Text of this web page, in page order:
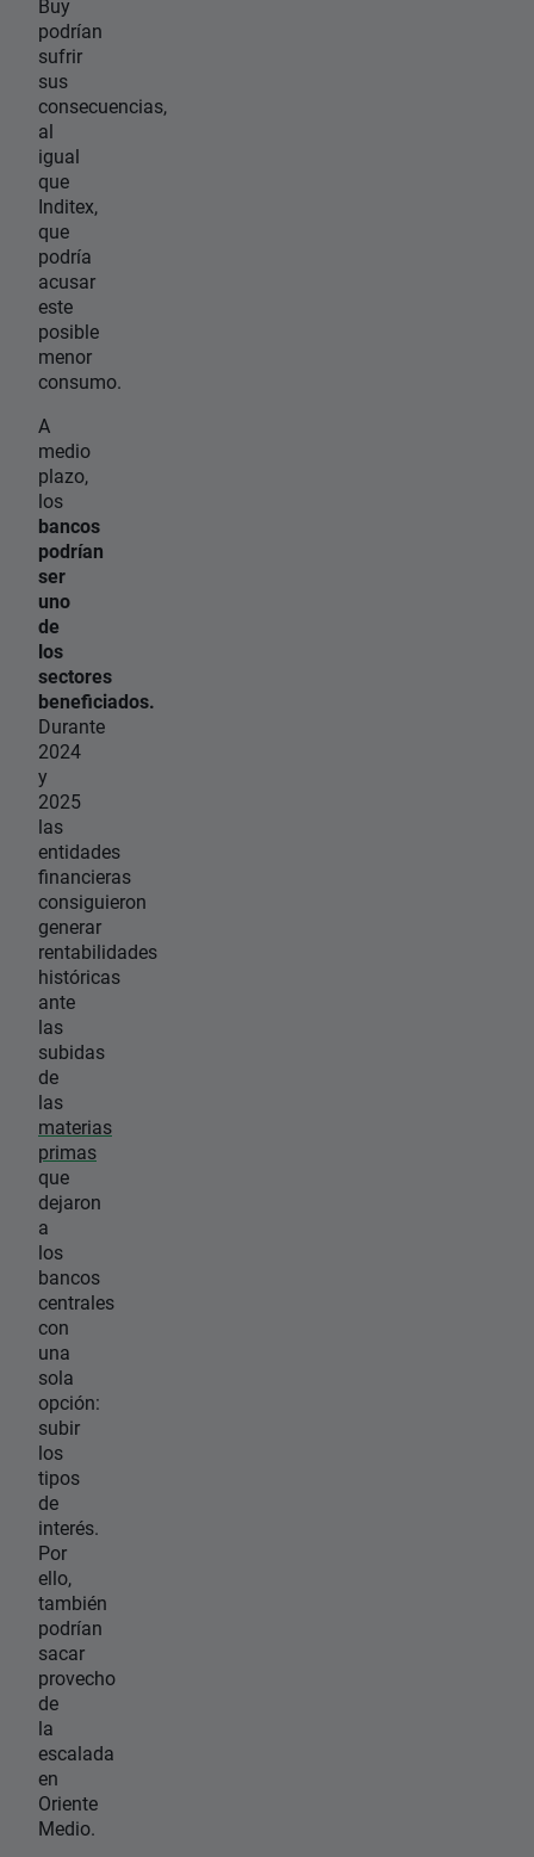
Buy
podrían
sufrir
sus
consecuencias,
al
igual
que
Inditex,
que
podría
acusar
este
posible
menor
consumo.
A
medio
plazo,
los
bancos
podrían
ser
uno
de
los
sectores
beneficiados.
Durante
2024
y
2025
las
entidades
financieras
consiguieron
generar
rentabilidades
históricas
ante
las
subidas
de
las
materias
primas
que
dejaron
a
los
bancos
centrales
con
una
sola
opción:
subir
los
tipos
de
interés.
Por
ello,
también
podrían
sacar
provecho
de
la
escalada
en
Oriente
Medio.